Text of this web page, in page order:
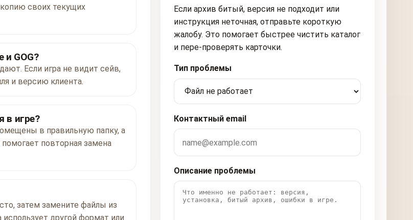
своих текущих
и GOG?
Если игра не видит сейв,
и версию клиента.
в игре?
в правильную папку, а
помогает повторная замена
затем замените файлы из
другой формат или
Если архив битый, версия не подходит или
инструкция неточная, отправьте короткую
жалобу. Это помогает быстрее чистить каталог
и пере-проверять карточки.
Тип проблемы
Контактный email
Описание проблемы